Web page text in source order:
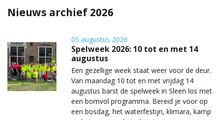
Nieuws archief 2026
05 augustus 2026
Spelweek 2026: 10 tot en met 14
augustus
Een gezellige week staat weer voor de deur.
Van maandag 10 tot en met vrijdag 14
augustus barst de spelweek in Sleen los met
een bomvol programma. Bereid je voor op
een bosdag, het waterfestijn, klimara, kamp